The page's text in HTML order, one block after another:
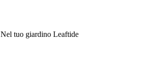
Nel tuo giardino Leaftide